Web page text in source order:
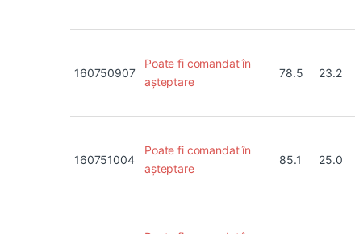
160750907
Poate fi comandat în
așteptare
78.5 23.2
160751004
Poate fi comandat în
așteptare
85.1 25.0